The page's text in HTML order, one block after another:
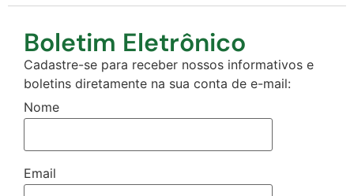
Boletim Eletrônico
Cadastre-se para receber nossos informativos e
boletins diretamente na sua conta de e-mail:
Nome
Email